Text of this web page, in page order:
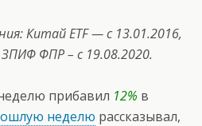
Китай ETF — с 13.01.2016,
ЗПИФ ФПР – с 19.08.2020.
прибавил 12% в
неделю рассказывал,